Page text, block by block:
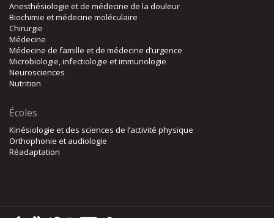
Anesthésiologie et de médecine de la douleur
Biochimie et médecine moléculaire
Chirurgie
Médecine
Médecine de famille et de médecine d’urgence
Microbiologie, infectiologie et immunologie
Neurosciences
Nutrition
Écoles
Kinésiologie et des sciences de l’activité physique
Orthophonie et audiologie
Réadaptation